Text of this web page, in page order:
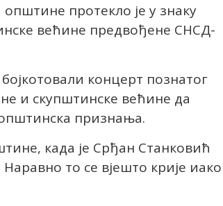
протекло је у знаку
већине предвођене СНСД-
концерт познатог
и скупштинске већине да
признања.
када је Срђан Станковић
то се вјешто крије иако